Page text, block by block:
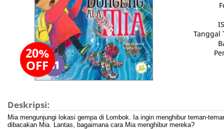
20%
OFF
Tanggal
Deskripsi:
Mia mengunjungi lokasi gempa di Lombok. Ia ingin menghibur teman-
dibacakan Mia. Lantas, bagaimana cara Mia menghibur mereka?